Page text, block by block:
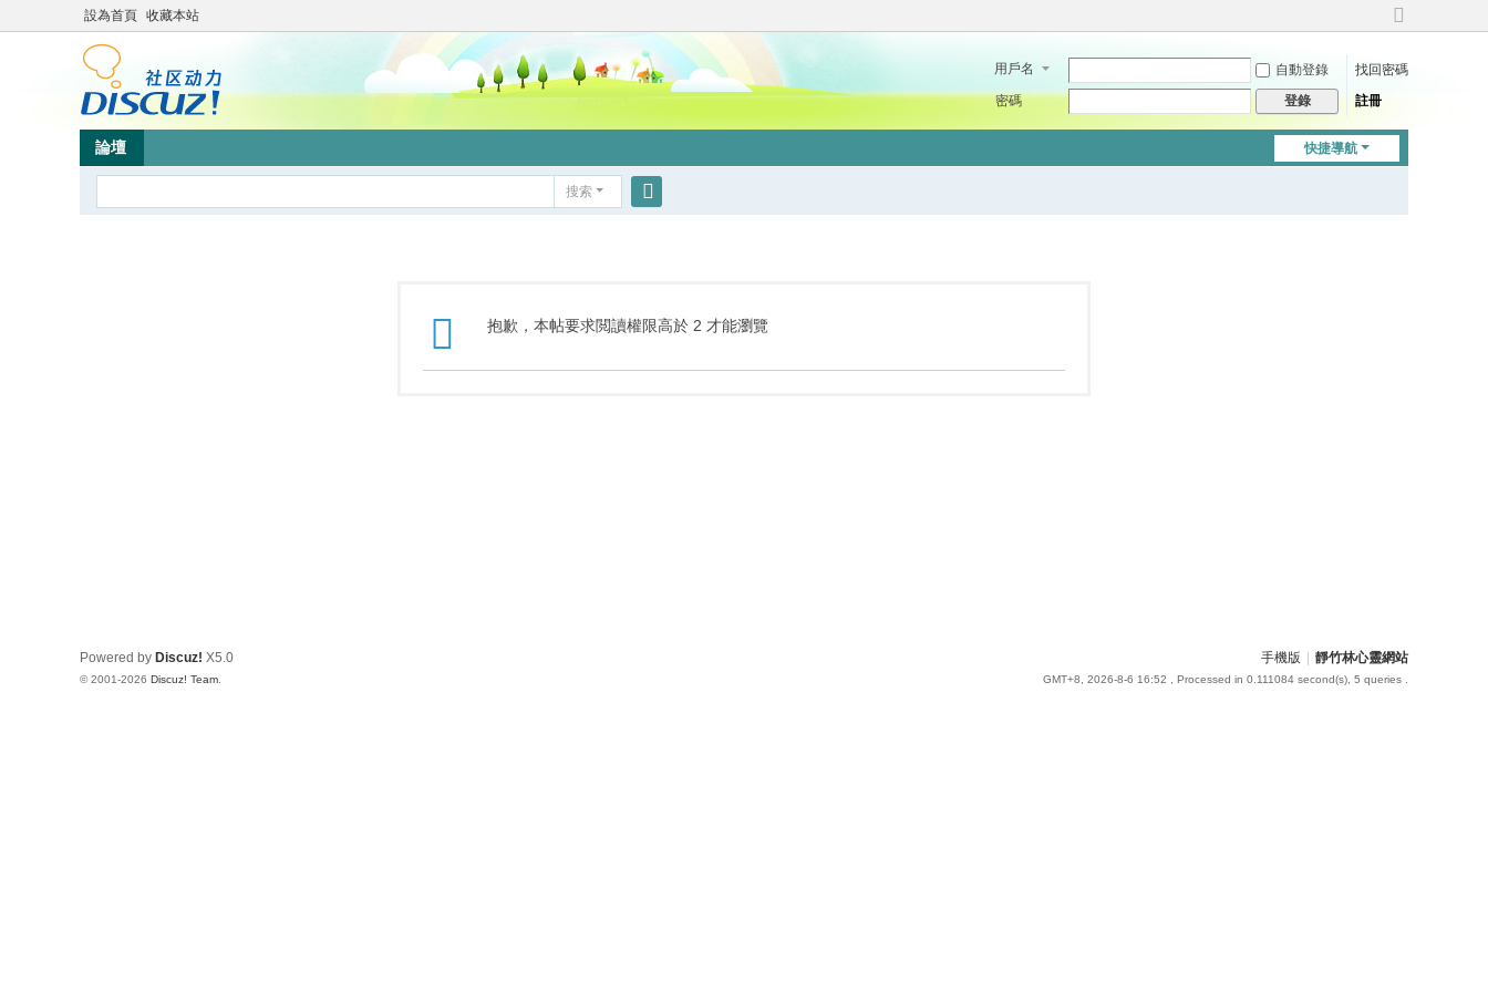
設為首頁 收藏本站
切
到
用戶名 自動登錄
找回密碼
密碼
登錄 註冊
快捷導航
論壇
搜索
抱歉，本帖要求閲讀權限高於 2 才能瀏覽
手機版 靜竹林心靈網站
GMT+8, 2026-8-6 16:52 , Processed in 0.111084 second(s), 5 queries .
Powered by Discuz! X5.0
© 2001-2026 Discuz! Team